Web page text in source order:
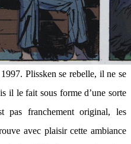
Plissken se rebelle, il ne se
il le fait sous forme d’une sorte
pas franchement original, les
avec plaisir cette ambiance